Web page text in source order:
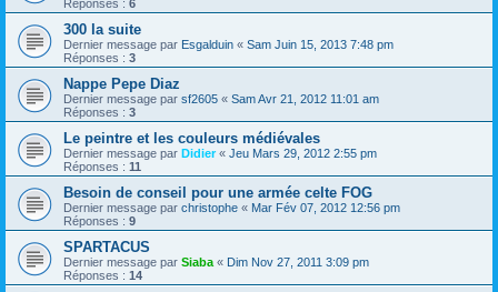
Réponses : 6
300 la suite
Dernier message par Esgalduin « Sam Juin 15, 2013 7:48 pm
Réponses : 3
Nappe Pepe Diaz
Dernier message par sf2605 « Sam Avr 21, 2012 11:01 am
Réponses : 3
Le peintre et les couleurs médiévales
Dernier message par Didier« Jeu Mars 29, 2012 2:55 pm
Réponses : 11
Besoin de conseil pour une armée celte FOG
Dernier message par christophe « Mar Fév 07, 2012 12:56 pm
Réponses : 9
SPARTACUS
Dernier message par Siaba« Dim Nov 27, 2011 3:09 pm
Réponses : 14